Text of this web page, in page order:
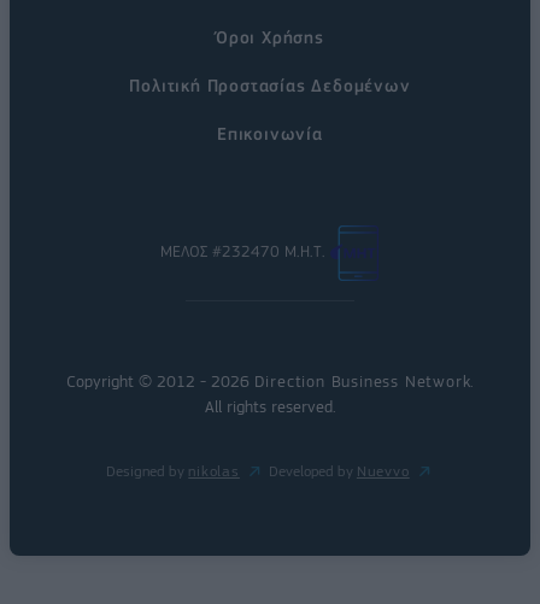
Όροι Χρήσης
Πολιτική Προστασίας Δεδομένων
Επικοινωνία
ΜΕΛΟΣ #232470 Μ.Η.Τ.
Copyright © 2012 - 2026 Direction Business Network
All rights reserved.
Designed by nikolas Developed by Nuevvo